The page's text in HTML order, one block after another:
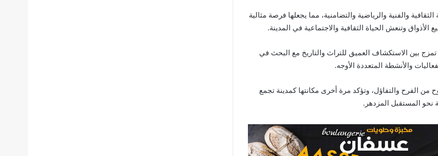
والفنية والرياضية والتضامنية، مما يجعلها فرصة مثالية
وتنعش الحياة الثقافية والاجتماعية في المدينة.
بين الاستكشاف العميق للتراث والتاريخ مع البحث في
والأنشطة المتعددة الأوجه.
الفرح والتفاؤل، وتؤكد مرة أخرى مكانتها كمدينة تجمع
نحو المستقبل المزدهر.